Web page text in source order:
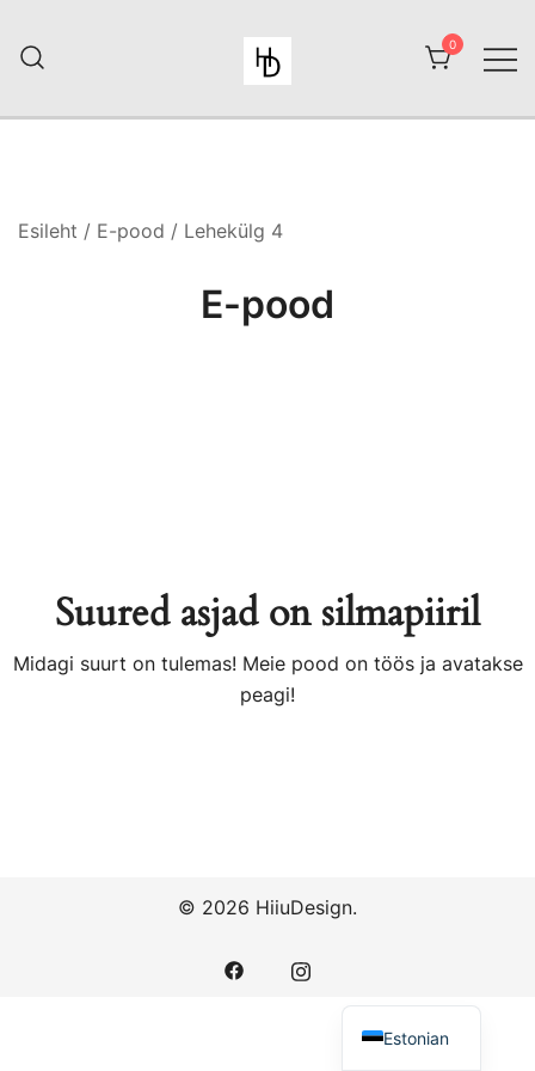
content
HiiuDesign
0
Esileht / E-pood / Lehekülg 4
E-pood
Suured asjad on silmapiiril
Midagi suurt on tulemas! Meie pood on töös ja avatakse
peagi!
© 2026 HiiuDesign.
Estonian